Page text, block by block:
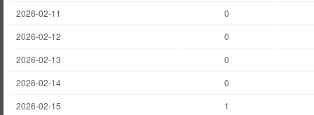
2026-02-11
0
2026-02-12
0
2026-02-13
0
2026-02-14
0
2026-02-15
1